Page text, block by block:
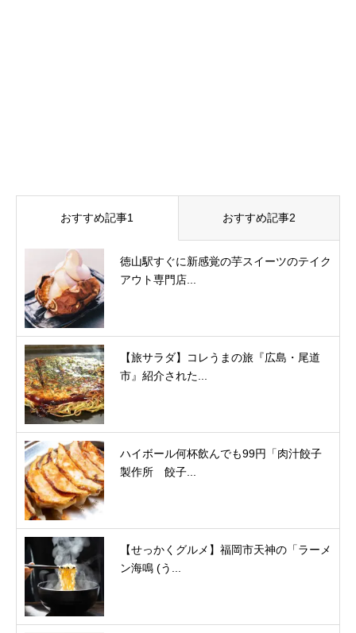
おすすめ記事1 おすすめ記事2
徳山駅すぐに新感覚の芋スイーツのテイク
アウト専門店...
【旅サラダ】コレうまの旅『広島・尾道
市』紹介された...
ハイボール何杯飲んでも99円「肉汁餃子
製作所 餃子...
【せっかくグルメ】福岡市天神の「ラーメ
ン海鳴 (う...